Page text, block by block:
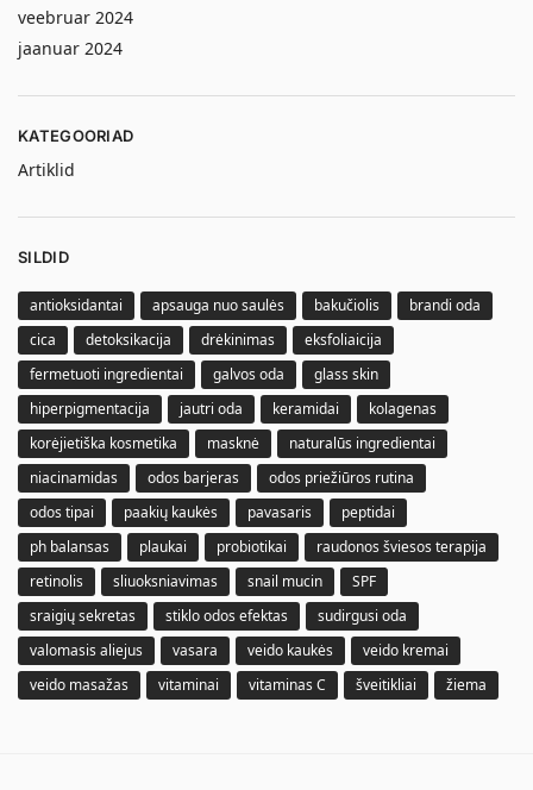
veebruar 2024
jaanuar 2024
KATEGOORIAD
Artiklid
SILDID
antioksidantai apsauga nuo saulės bakučiolis
brandi oda
cica
detoksikacija drėkinimas
eksfoliaicija
fermetuoti ingredientai
galvos oda
glass skin
hiperpigmentacija
jautri oda keramidai
kolagenas
korėjietiška kosmetika
masknė
naturalūs ingredientai
niacinamidas
odos barjeras
odos priežiūros rutina
odos tipai
paakių kaukės pavasaris
peptidai
ph balansas
plaukai probiotikai
raudonos šviesos terapija
retinolis
sliuoksniavimas snail mucin
SPF
sraigių sekretas
stiklo odos efektas
sudirgusi oda
valomasis aliejus
vasara veido kaukės
veido kremai
veido masažas
vitaminai vitaminas C šveitikliai žiema